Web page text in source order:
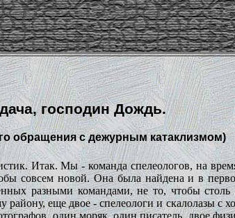
господин Дождь.
обращения с дежурным катаклизмом)
Итак. Мы - команда спелеологов, на
совсем новой. Она была найдена и в
разными командами, не то, чтобы
еще двое - спелеологи и скалолазы с
один моряк, один писатель, двое